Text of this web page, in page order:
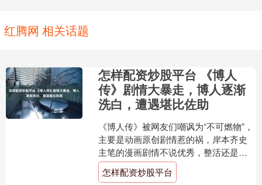
红腾网 相关话题
怎样配资炒股平台 《博人
传》剧情大暴走，博人逐渐
洗白，遭遇堪比佐助
《博人传》被网友们嘲讽为“不可燃物”，
主要是动画原创剧情惹的祸，岸本齐史
主笔的漫画剧情不说优秀，整活还是会
整的。最近《博人传》漫画就整了一个
大活：博人丢了鸣人儿....
怎样配资炒股平台